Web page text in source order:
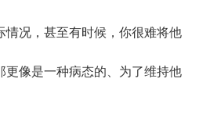
情况，甚至有时候，你很难将他
更像是一种病态的、为了维持他